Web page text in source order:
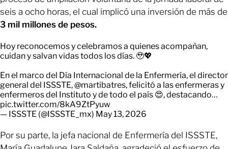
seis a ocho horas, el cual implicó una inversión de más de
3 mil millones de pesos.
Hoy reconocemos y celebramos a quienes acompañan,
cuidan y salvan vidas todos los días. 🥹💖
En el marco del Día Internacional de la Enfermería, el director
general del ISSSTE,@martibatres, felicitó a las enfermeras y
enfermeros del Instituto y de todo el país 😍, destacando…
pic.twitter.com/8kA9ZtPyuw
— ISSSTE (@ISSSTE_mx) May 13, 2026
Por su parte, la jefa nacional de Enfermería del ISSSTE,